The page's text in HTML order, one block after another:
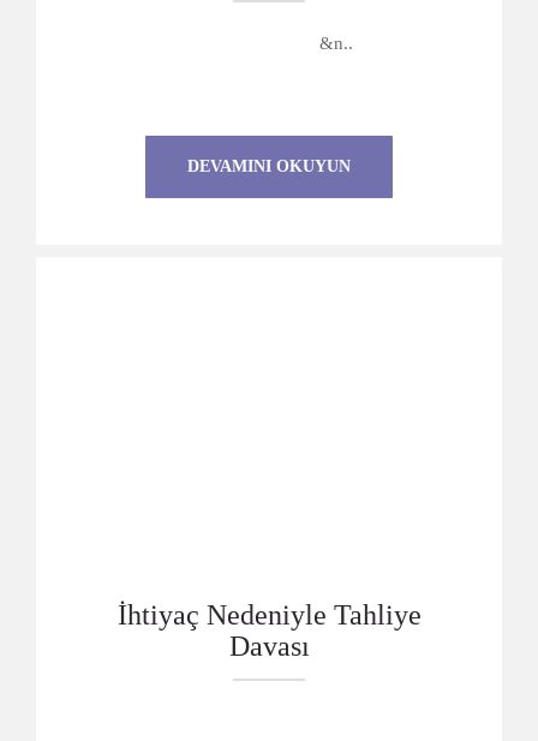
&n..
DEVAMINI OKUYUN
İhtiyaç Nedeniyle Tahliye
Davası